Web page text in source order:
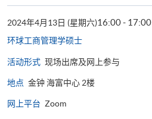
2024年4月13日 (星期六)16:00 - 17:00
环球工商管理学​硕士
活动形式 现场出席及网上参与
地点 金钟 海富中心 2楼
网上平台 Zoom